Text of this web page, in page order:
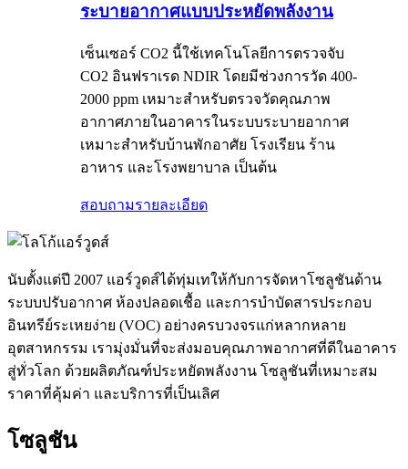
ระบายอากาศแบบประหยัดพลังงาน
เซ็นเซอร์ CO2 นี้ใช้เทคโนโลยีการตรวจจับ
CO2 อินฟราเรด NDIR โดยมีช่วงการวัด 400-
2000 ppm เหมาะสำหรับตรวจวัดคุณภาพ
อากาศภายในอาคารในระบบระบายอากาศ
เหมาะสำหรับบ้านพักอาศัย โรงเรียน ร้าน
อาหาร และโรงพยาบาล เป็นต้น
สอบถามรายละเอียด
นับตั้งแต่ปี 2007 แอร์วูดส์ได้ทุ่มเทให้กับการจัดหาโซลูชันด้าน
ระบบปรับอากาศ ห้องปลอดเชื้อ และการบำบัดสารประกอบ
อินทรีย์ระเหยง่าย (VOC) อย่างครบวงจรแก่หลากหลาย
อุตสาหกรรม เรามุ่งมั่นที่จะส่งมอบคุณภาพอากาศที่ดีในอาคาร
สู่ทั่วโลก ด้วยผลิตภัณฑ์ประหยัดพลังงาน โซลูชันที่เหมาะสม
ราคาที่คุ้มค่า และบริการที่เป็นเลิศ
โซลูชัน